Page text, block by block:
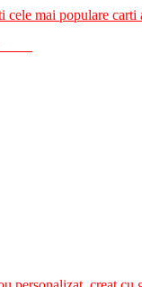
mai populare carti